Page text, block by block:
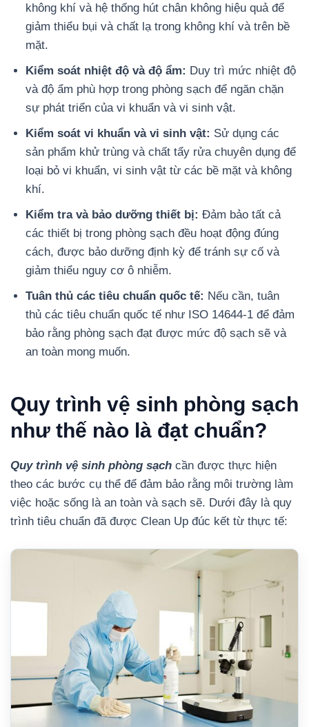
không khí và hệ thống hút chân không hiệu quả để
giảm thiểu bụi và chất lạ trong không khí và trên bề
mặt.
Kiểm soát nhiệt độ và độ ẩm: Duy trì mức nhiệt độ
và độ ẩm phù hợp trong phòng sạch để ngăn chặn
sự phát triển của vi khuẩn và vi sinh vật.
Kiểm soát vi khuẩn và vi sinh vật: Sử dụng các
sản phẩm khử trùng và chất tẩy rửa chuyên dụng để
loại bỏ vi khuẩn, vi sinh vật từ các bề mặt và không
khí.
Kiểm tra và bảo dưỡng thiết bị: Đảm bảo tất cả
các thiết bị trong phòng sạch đều hoạt động đúng
cách, được bảo dưỡng định kỳ để tránh sự cố và
giảm thiểu nguy cơ ô nhiễm.
Tuân thủ các tiêu chuẩn quốc tế: Nếu cần, tuân
thủ các tiêu chuẩn quốc tế như ISO 14644-1 để đảm
bảo rằng phòng sạch đạt được mức độ sạch sẽ và
an toàn mong muốn.
Quy trình vệ sinh phòng sạch
như thế nào là đạt chuẩn?
Quy trình vệ sinh phòng sạch cần được thực hiện
theo các bước cụ thể để đảm bảo rằng môi trường làm
việc hoặc sống là an toàn và sạch sẽ. Dưới đây là quy
trình tiêu chuẩn đã được Clean Up đúc kết từ thực tế: